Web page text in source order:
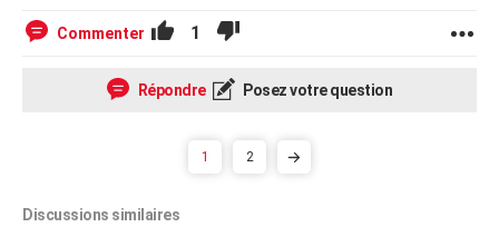
Commenter 1
Répondre Posez votre question
1 2
Discussions similaires